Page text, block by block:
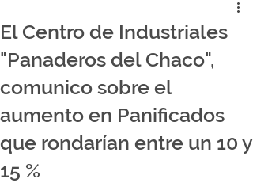
El Centro de Industriales
"Panaderos del Chaco",
comunico sobre el
aumento en Panificados
que rondarían entre un 10 y
15 %